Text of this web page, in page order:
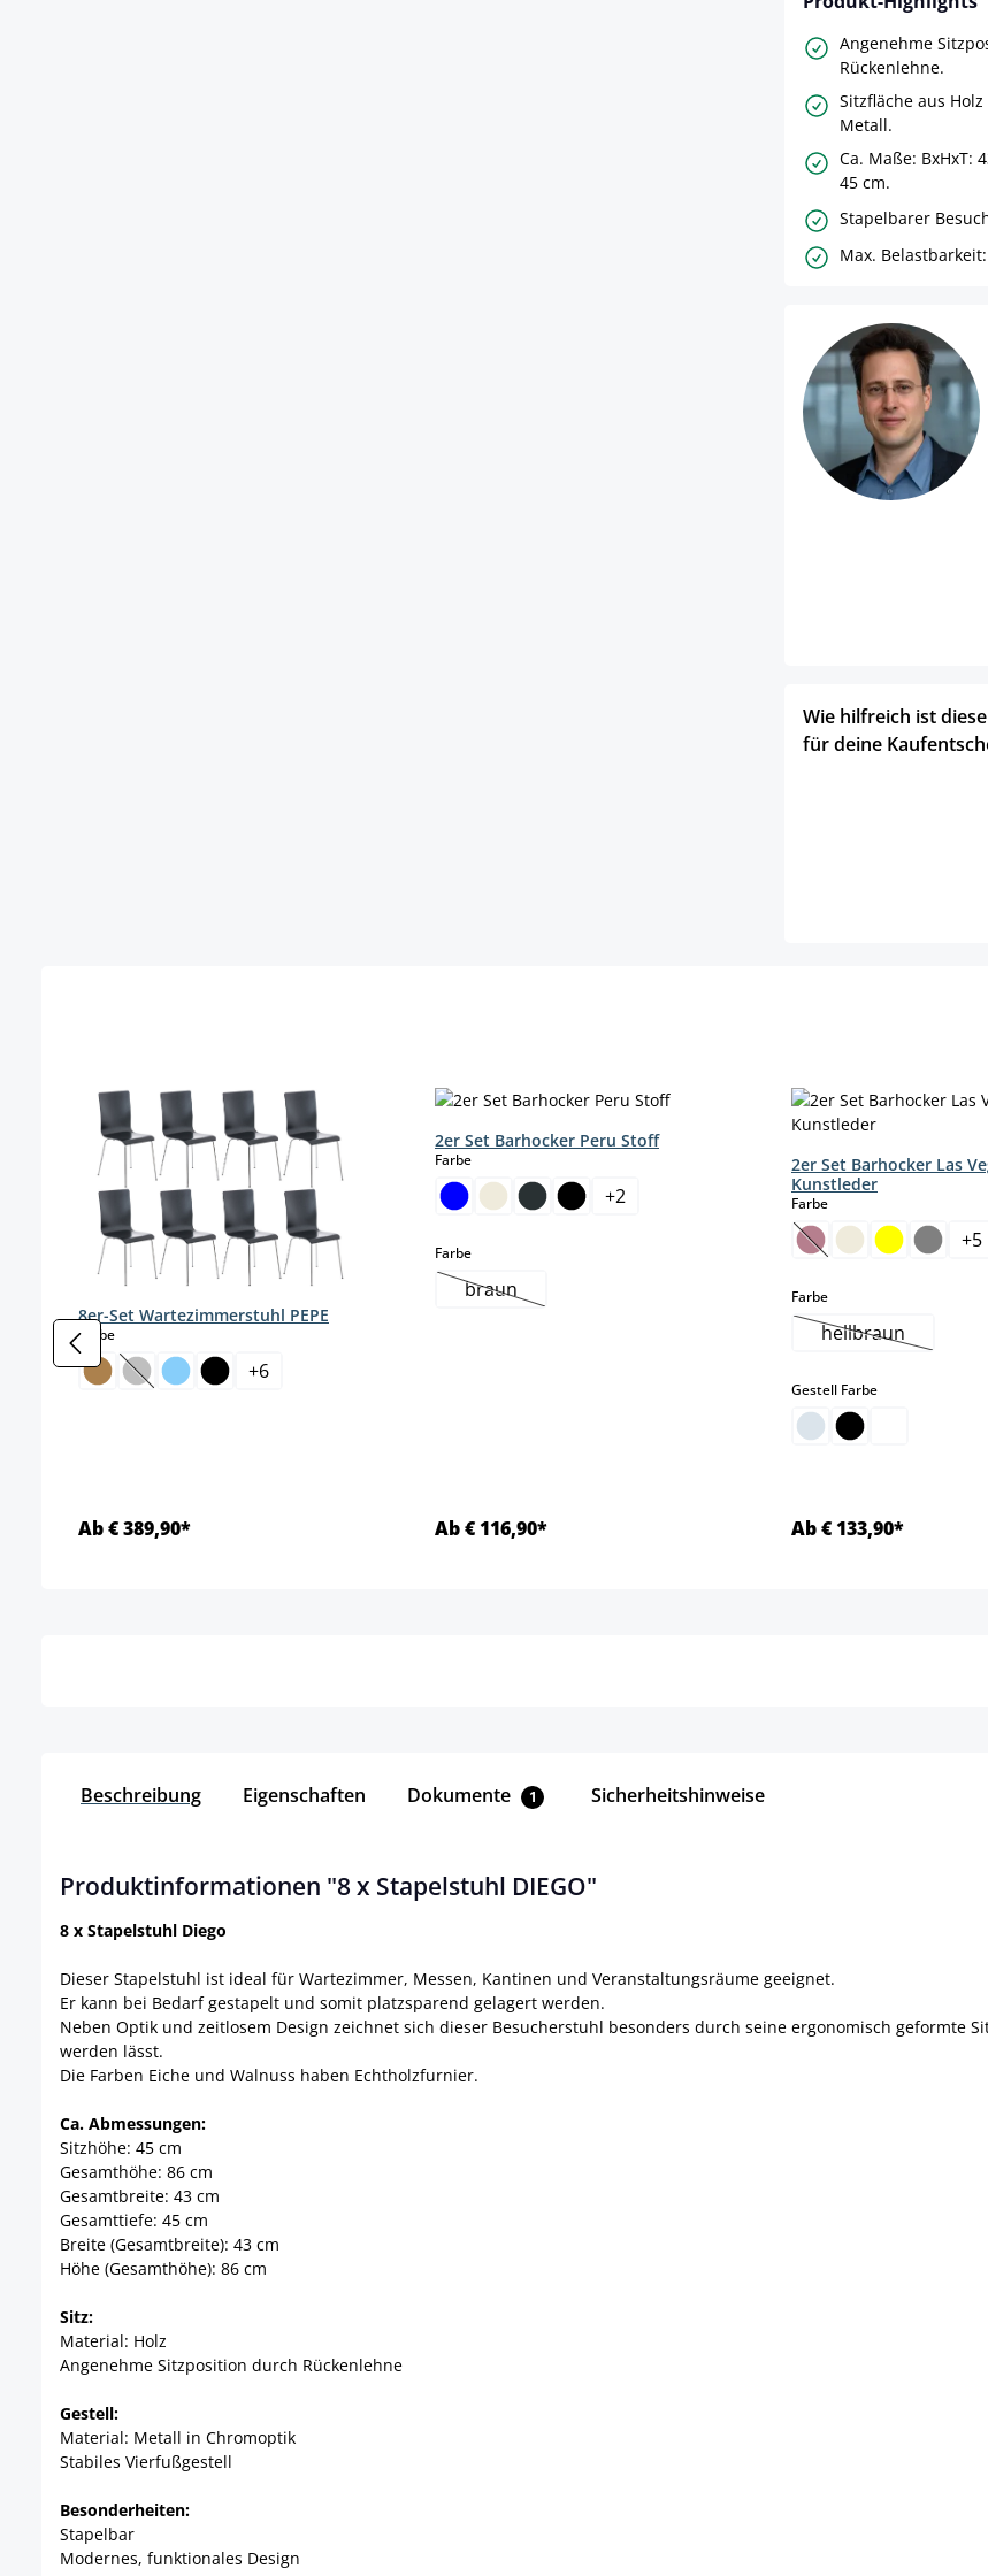
Angenehme
Rückenlehne.
Sitzfläche aus
Metall.
Ca. Maße: BxHxT:
45 cm.
Stapelbarer
Max.
Wie hilfreich ist
für deine
8er-Set Wartezimmerstuhl PEPE
Farbeauswählen
(Diese Option ist zurzeit nicht verfügbar.)
+6
Ab € 389,90*
2er Set Barhocker Peru Stoff
Farbeauswählen
+2
Farbeauswählen
braun(Diese Option ist zurzeit nicht verfügbar.)
Ab € 116,90*
2er Set Barhocker Las
Kunstleder
Farbeauswählen
(Diese Option ist +5
Farbeauswählen
hellbraun(Diese Option
Gestell Farbeauswählen
Ab € 133,90*
Beschreibung Eigenschaften Dokumente 1 Sicherheitshinweise
Produktinformationen "8 x Stapelstuhl DIEGO"
8 x Stapelstuhl Diego
Dieser Stapelstuhl ist ideal für Wartezimmer, Messen, Kantinen und Veranstaltungsräume geeignet.
Er kann bei Bedarf gestapelt und somit platzsparend gelagert werden.
Neben Optik und zeitlosem Design zeichnet sich dieser Besucherstuhl besonders durch seine ergonomisch geformte
werden lässt.
Die Farben Eiche und Walnuss haben Echtholzfurnier.
Ca. Abmessungen:
Sitzhöhe: 45 cm
Gesamthöhe: 86 cm
Gesamtbreite: 43 cm
Gesamttiefe: 45 cm
Breite (Gesamtbreite): 43 cm
Höhe (Gesamthöhe): 86 cm
Sitz:
Material: Holz
Angenehme Sitzposition durch Rückenlehne
Gestell:
Material: Metall in Chromoptik
Stabiles Vierfußgestell
Besonderheiten:
Stapelbar
Modernes, funktionales Design